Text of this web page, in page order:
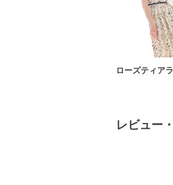
ローズティアラ
レビュー